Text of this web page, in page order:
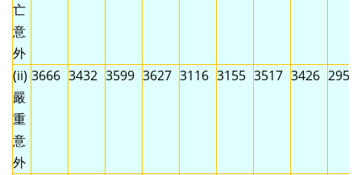
亡
意
外
(ii)
嚴
重
意
外
3666 3432 3599 3627 3116 3155 3517 3426 2951